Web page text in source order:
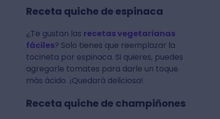
Receta quiche de espinaca
¿Te gustan las recetas vegetarianas
fáciles? Solo tienes que reemplazar la
tocineta por espinaca. Si quieres, puedes
agregarle tomates para darle un toque
más ácido. ¡Quedará deliciosa!
Receta quiche de champiñones